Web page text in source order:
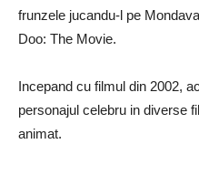
frunzele jucandu-l pe
Doo: The Movie.
Incepand cu filmul din 2002,
personajul celebru in diverse
animat.